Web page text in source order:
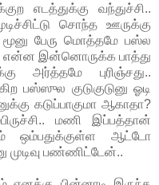
எடத்துக்கு வந்துச்சி..
சொந்த ஊருக்கு
பேரு மொத்தமே பஸ்ல
என்ன இன்னொருக்க பாத்து
அர்த்தமே புரிஞ்சது..
பஸ்ஸுல குடுகுடுனு ஓடி
கடுப்பாகுமா ஆகாதா?
மணி இப்பத்தான்
ஒம்பதுக்குள்ள ஆட்டோ
முடிவு பண்ணிட்டேன்..